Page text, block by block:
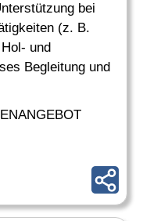
bei
(z. B.
und
Begleitung und